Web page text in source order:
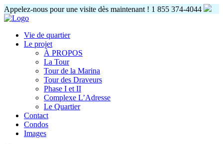
Appelez-nous pour une visite dès maintenant ! 1 855 374-4044
Vie de quartier
Le projet
À PROPOS
La Tour
Tour de la Marina
Tour des Draveurs
Phase I et II
Complexe L’Adresse
Le Quartier
Contact
Condos
Images